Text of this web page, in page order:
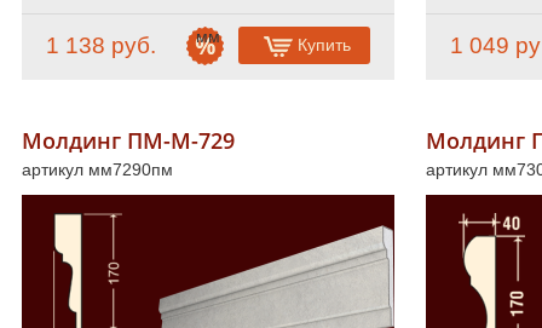
мм
1 138 руб. Купить 1 049
Молдинг ПМ-М-729
артикул мм7290пм
Молдинг
артикул